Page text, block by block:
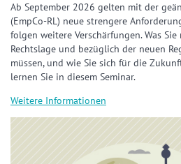
Ab September 2026 gelten mit der
(EmpCo-RL) neue strengere
folgen weitere Verschärfungen. Was
Rechtslage und bezüglich der neuen
müssen, und wie Sie sich für die
lernen Sie in diesem Seminar.
Weitere Informationen